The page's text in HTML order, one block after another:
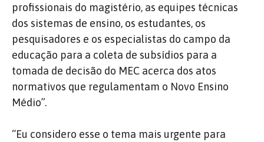
profissionais do magistério, as equipes técnicas
dos sistemas de ensino, os estudantes, os
pesquisadores e os especialistas do campo da
educação para a coleta de subsídios para a
tomada de decisão do MEC acerca dos atos
normativos que regulamentam o Novo Ensino
Médio”.
“Eu considero esse o tema mais urgente para